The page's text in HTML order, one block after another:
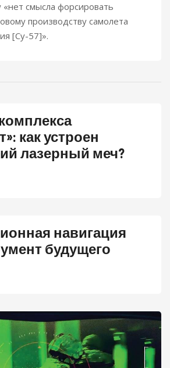
смысла форсировать
производству самолета
[Су-57]».
как устроен
лазерный меч?
навигация
будущего